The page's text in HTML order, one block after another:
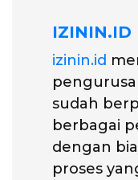
IZININ.ID
izinin.id
sudah
berbagai
dengan
proses